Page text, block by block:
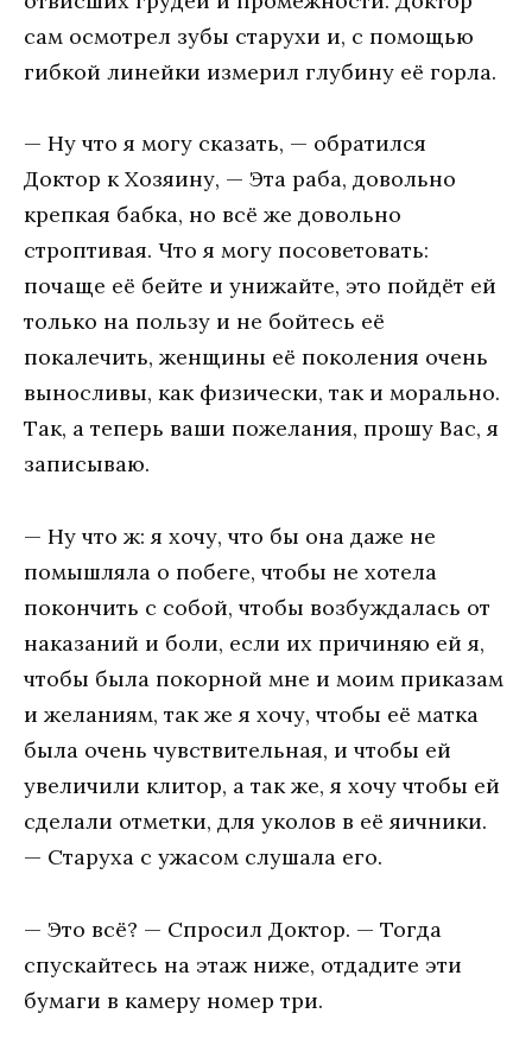
сам осмотрел зубы старухи и, с помощью
гибкой линейки измерил глубину её горла.
— Ну что я могу сказать, — обратился
Доктор к Хозяину, — Эта раба, довольно
крепкая бабка, но всё же довольно
строптивая. Что я могу посоветовать:
почаще её бейте и унижайте, это пойдёт ей
только на пользу и не бойтесь её
покалечить, женщины её поколения очень
выносливы, как физически, так и морально.
Так, а теперь ваши пожелания, прошу Вас, я
записываю.
— Ну что ж: я хочу, что бы она даже не
помышляла о побеге, чтобы не хотела
покончить с собой, чтобы возбуждалась от
наказаний и боли, если их причиняю ей я,
чтобы была покорной мне и моим приказам
и желаниям, так же я хочу, чтобы её матка
была очень чувствительная, и чтобы ей
увеличили клитор, а так же, я хочу чтобы ей
сделали отметки, для уколов в её яичники.
— Старуха с ужасом слушала его.
— Это всё? — Спросил Доктор. — Тогда
спускайтесь на этаж ниже, отдадите эти
бумаги в камеру номер три.